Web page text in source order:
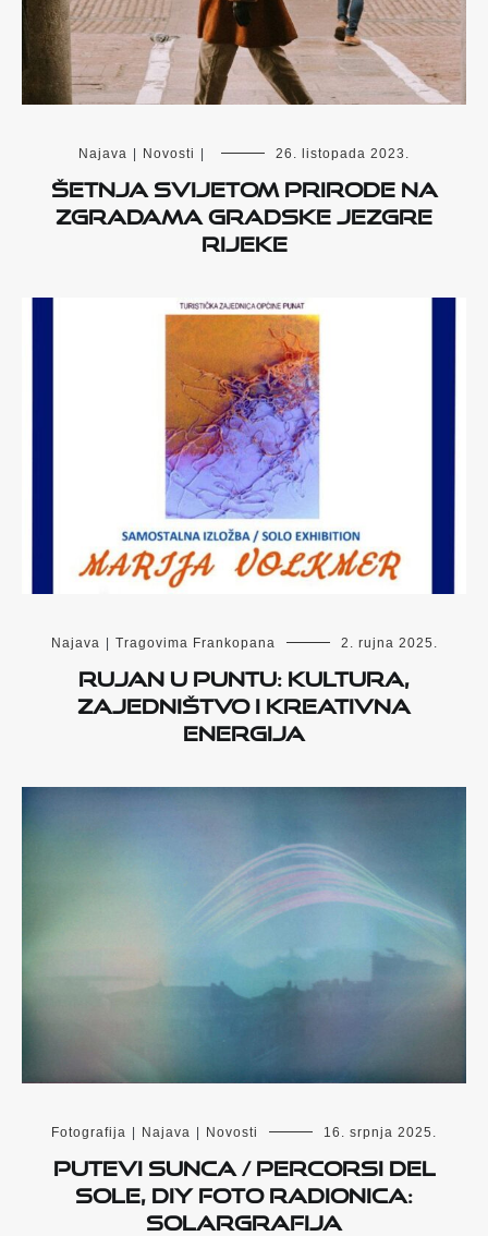
Najava | Novosti | 26. listopada 2023.
Šetnja svijetom prirode na
zgradama gradske jezgre
Rijeke
Najava | Tragovima Frankopana 2. rujna 2025.
RUJAN U PUNTU: KULTURA,
ZAJEDNIŠTVO I KREATIVNA
ENERGIJA
Fotografija | Najava | Novosti 16. srpnja 2025.
Putevi sunca / Percorsi del
sole, DIY foto radionica:
Solargrafija